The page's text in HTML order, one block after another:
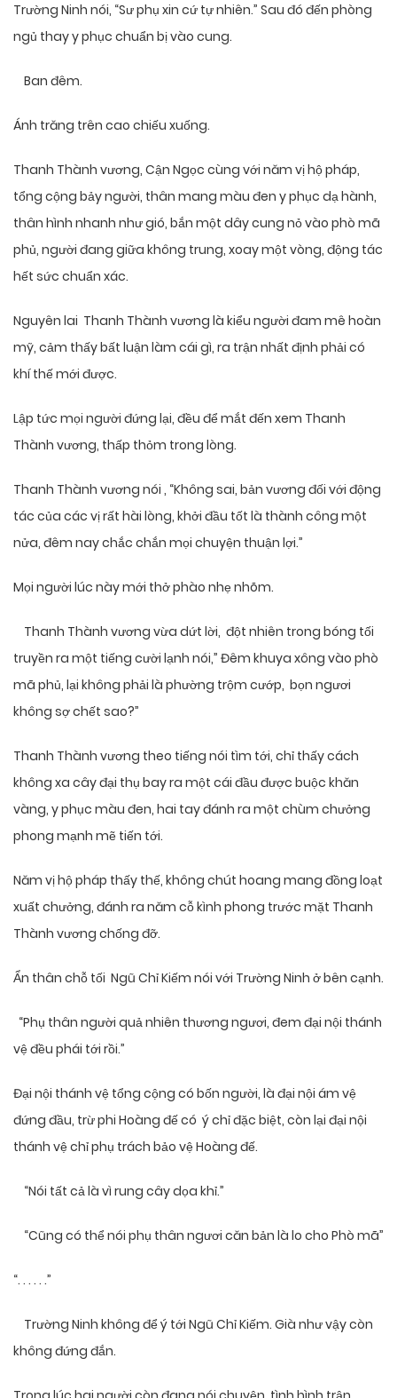
Trường Ninh nói, “Sư phụ xin cứ tự nhiên.” Sau đó đến phòng
ngủ thay y phục chuẩn bị vào cung.
Ban đêm.
Ánh trăng trên cao chiếu xuống.
Thanh Thành vương, Cận Ngọc cùng với năm vị hộ pháp,
tổng cộng bảy người, thân mang màu đen y phục dạ hành,
thân hình nhanh như gió, bắn một dây cung nỏ vào phò mã
phủ, người đang giữa không trung, xoay một vòng, động tác
hết sức chuẩn xác.
Nguyên lai Thanh Thành vương là kiểu người đam mê hoàn
mỹ, cảm thấy bất luận làm cái gì, ra trận nhất định phải có
khí thế mới được.
Lập tức mọi người đứng lại, đều để mắt đến xem Thanh
Thành vương, thấp thỏm trong lòng.
Thanh Thành vương nói , “Không sai, bản vương đối với động
tác của các vị rất hài lòng, khởi đầu tốt là thành công một
nửa, đêm nay chắc chắn mọi chuyện thuận lợi.”
Mọi người lúc này mới thở phào nhẹ nhõm.
Thanh Thành vương vừa dứt lời, đột nhiên trong bóng tối
truyền ra một tiếng cười lạnh nói,” Đêm khuya xông vào phò
mã phủ, lại không phải là phường trộm cướp, bọn ngươi
không sợ chết sao?”
Thanh Thành vương theo tiếng nói tìm tới, chỉ thấy cách
không xa cây đại thụ bay ra một cái đầu được buộc khăn
vàng, y phục màu đen, hai tay đánh ra một chùm chưởng
phong mạnh mẽ tiến tới.
Năm vị hộ pháp thấy thế, không chút hoang mang đồng loạt
xuất chưởng, đánh ra năm cỗ kình phong trước mặt Thanh
Thành vương chống đỡ.
Ẩn thân chỗ tối Ngũ Chỉ Kiếm nói với Trường Ninh ở bên cạnh.
“Phụ thân người quả nhiên thương ngươi, đem đại nội thánh
vệ đều phái tới rồi.”
Đại nội thánh vệ tổng cộng có bốn người, là đại nội ám vệ
đứng đầu, trừ phi Hoàng đế có ý chỉ đặc biệt, còn lại đại nội
thánh vệ chỉ phụ trách bảo vệ Hoàng đế.
“Nói tất cả là vì rung cây dọa khỉ.”
“Cũng có thể nói phụ thân ngươi căn bản là lo cho Phò mã”
“. . . . . .”
Trường Ninh không để ý tới Ngũ Chỉ Kiếm. Già như vậy còn
không đứng đắn.